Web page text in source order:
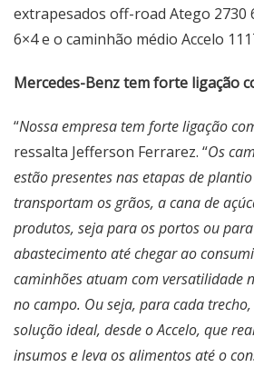
extrapesados off-road Atego 2730
6×4 e o caminhão médio Accelo
Mercedes-Benz tem forte ligação
“Nossa empresa tem forte ligação
ressalta Jefferson Ferrarez. “Os
estão presentes nas etapas de
transportam os grãos, a cana de
produtos, seja para os portos ou
abastecimento até chegar ao
caminhões atuam com versatilidade
no campo. Ou seja, para cada
solução ideal, desde o Accelo, que
insumos e leva os alimentos até o